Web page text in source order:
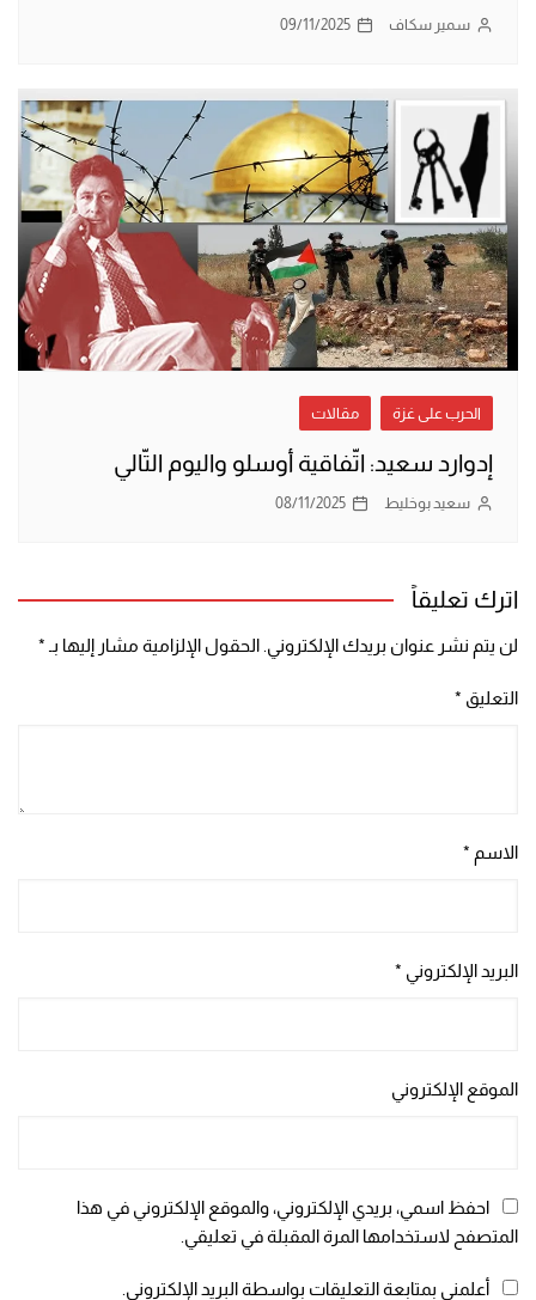
سمير سكاف 09/11/2025
الحرب على غزة مقالات
إدوارد سعيد: اتّفاقية أوسلو واليوم التّالي
سعيد بوخليط 08/11/2025
اترك تعليقاً
لن يتم نشر عنوان بريدك الإلكتروني. الحقول الإلزامية مشار إليها بـ *
التعليق *
الاسم *
البريد الإلكتروني *
الموقع الإلكتروني
احفظ اسمي، بريدي الإلكتروني، والموقع الإلكتروني في هذا
المتصفح لاستخدامها المرة المقبلة في تعليقي.
أعلمني بمتابعة التعليقات بواسطة البريد الإلكتروني.